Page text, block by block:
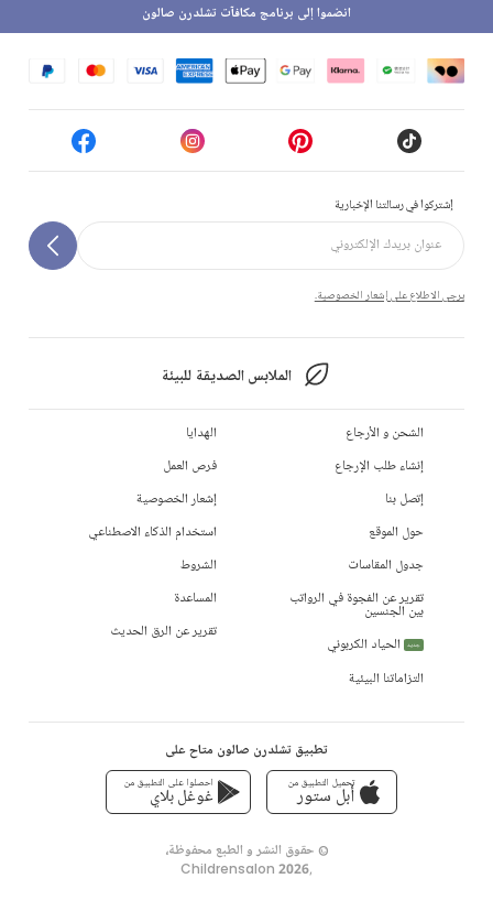
إشتركوا في رسالتنا الإخبارية
يرجى الاطلاع على إشعار الخصوصية.
الملابس الصديقة للبيئة
انضموا إلى برنامج مكافآت تشلدرن صالون
الشحن و الأرجاع
إنشاء طلب الإرجاع
إتصل بنا
حول الموقع
جدول المقاسات
تقرير عن الفجوة في الرواتب
بين الجنسين
جديد
الحياد الكربوني
التزاماتنا البيئية
الهدايا
فرص العمل
إشعار الخصوصية
استخدام الذكاء الاصطناعي
الشروط
المساعدة
تقرير عن الرق الحديث
تطبيق تشلدرن صالون متاح على
تحميل التطبيق من
أبل ستور
احصلوا على التطبيق من
غوغل بلاي
© حقوق النشر و الطبع محفوظة،
,
Childrensalon 2026